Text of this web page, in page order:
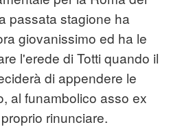
passata stagione ha
giovanissimo ed ha le
l'erede di Totti quando il
di appendere le
al funambolico asso ex
rinunciare.